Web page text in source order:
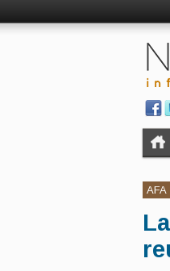
AFA